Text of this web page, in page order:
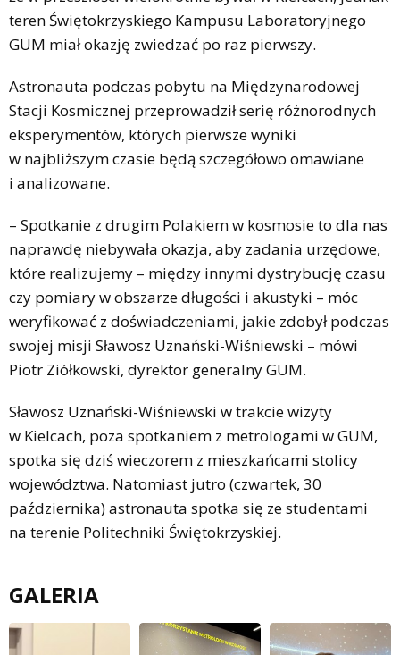
teren Świętokrzyskiego Kampusu Laboratoryjnego
GUM miał okazję zwiedzać po raz pierwszy.
Astronauta podczas pobytu na Międzynarodowej
Stacji Kosmicznej przeprowadził serię różnorodnych
eksperymentów, których pierwsze wyniki
w najbliższym czasie będą szczegółowo omawiane
i analizowane.
– Spotkanie z drugim Polakiem w kosmosie to dla nas
naprawdę niebywała okazja, aby zadania urzędowe,
które realizujemy – między innymi dystrybucję czasu
czy pomiary w obszarze długości i akustyki – móc
weryfikować z doświadczeniami, jakie zdobył podczas
swojej misji Sławosz Uznański-Wiśniewski – mówi
Piotr Ziółkowski, dyrektor generalny GUM.
Sławosz Uznański-Wiśniewski w trakcie wizyty
w Kielcach, poza spotkaniem z metrologami w GUM,
spotka się dziś wieczorem z mieszkańcami stolicy
województwa. Natomiast jutro (czwartek, 30
października) astronauta spotka się ze studentami
na terenie Politechniki Świętokrzyskiej.
GALERIA